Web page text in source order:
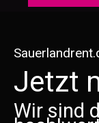
Jetzt
Wir sind